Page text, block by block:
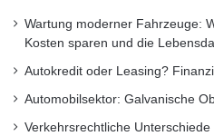
letzten Arbeitsgang
Auftrag einer haltbaren,
Wartung moderner Fahrzeuge:
Kosten sparen und die
Autokredit oder Leasing?
Automobilsektor: Galvanische
Verkehrsrechtliche